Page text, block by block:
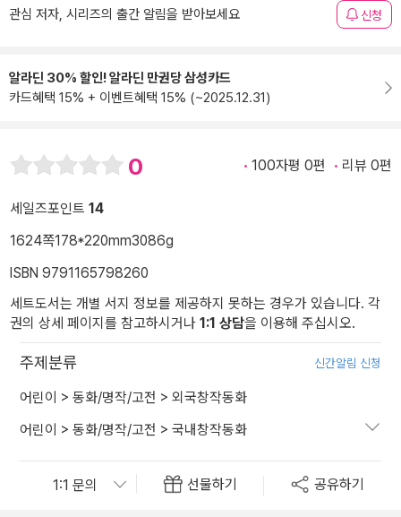
관심 저자, 시리즈의 출간 알림을 받아보세요 신청
알라딘 30% 할인! 알라딘 만권당 삼성카드
카드혜택 15% + 이벤트혜택 15% (~2025.12.31)
0 100자평 0편 리뷰 0편
세일즈포인트 14
1624쪽178*220mm3086g
ISBN 9791165798260
세트도서는 개별 서지 정보를 제공하지 못하는 경우가 있습니다. 각
권의 상세 페이지를 참고하시거나 1:1 상담을 이용해 주십시오.
주제분류 신간알림 신청
어린이 > 동화/명작/고전 > 외국창작동화
어린이 > 동화/명작/고전 > 국내창작동화
선물하기 공유하기